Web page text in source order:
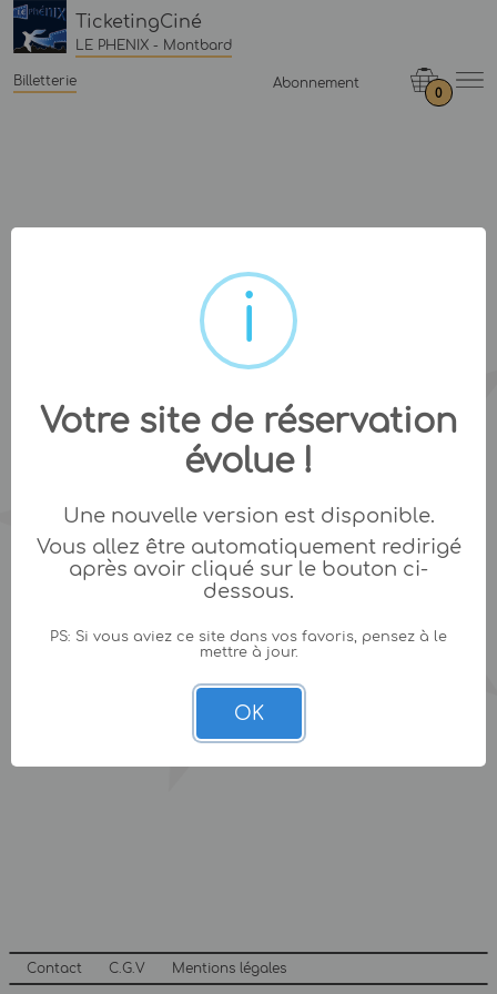
TicketingCiné
LE PHENIX - Montbard
Billetterie Abonnement
0
Contact C.G.V Mentions légales
Votre site de réservation
évolue !
Une nouvelle version est disponible.
Vous allez être automatiquement redirigé
après avoir cliqué sur le bouton ci-
dessous.
PS: Si vous aviez ce site dans vos favoris, pensez à le
mettre à jour.
OK